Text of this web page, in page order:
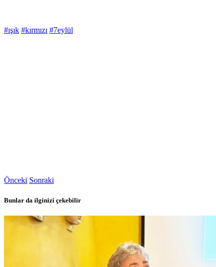
#ışık #kırmızı #7eylül
Önceki Sonraki
Bunlar da ilginizi çekebilir